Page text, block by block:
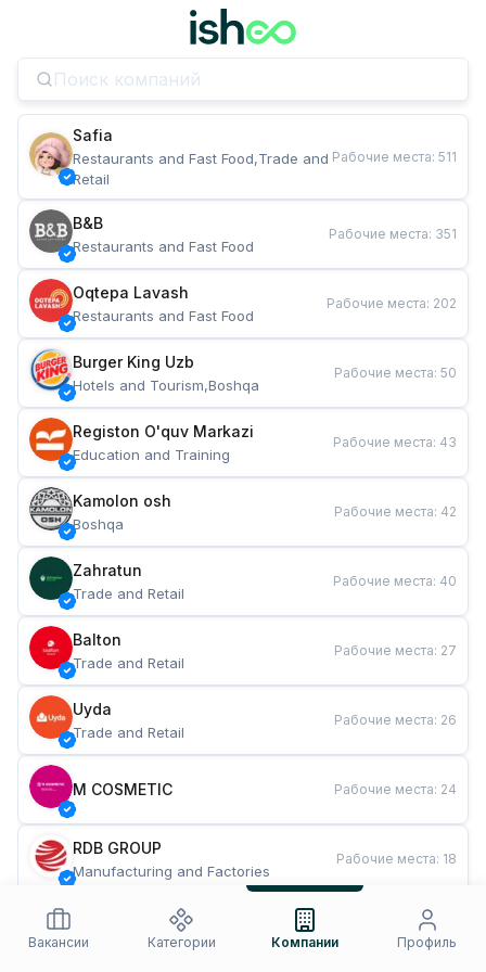
Safia
Restaurants and Fast Food,Trade and
Retail
Рабочие места: 511
B&B
Restaurants and Fast Food
Рабочие места: 351
Oqtepa Lavash
Restaurants and Fast Food
Рабочие места: 202
Burger King Uzb
Hotels and Tourism,Boshqa
Рабочие места: 50
Registon O'quv Markazi
Education and Training
Рабочие места: 43
Kamolon osh
Boshqa
Рабочие места: 42
Zahratun
Trade and Retail
Рабочие места: 40
Balton
Trade and Retail
Рабочие места: 27
Uyda
Trade and Retail
Рабочие места: 26
M COSMETIC Рабочие места: 24
RDB GROUP
Manufacturing and Factories
Рабочие места: 18
Restaurants and Fast Food
Рабочие места
Вакансии
Категории Компании Профиль